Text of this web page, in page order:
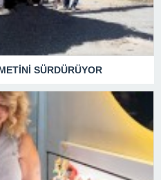
SÜRDÜRÜYOR